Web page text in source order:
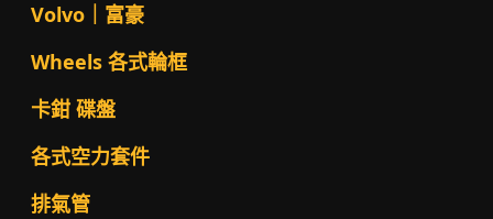
Volvo｜富豪
Wheels 各式輪框
卡鉗 碟盤
各式空力套件
排氣管